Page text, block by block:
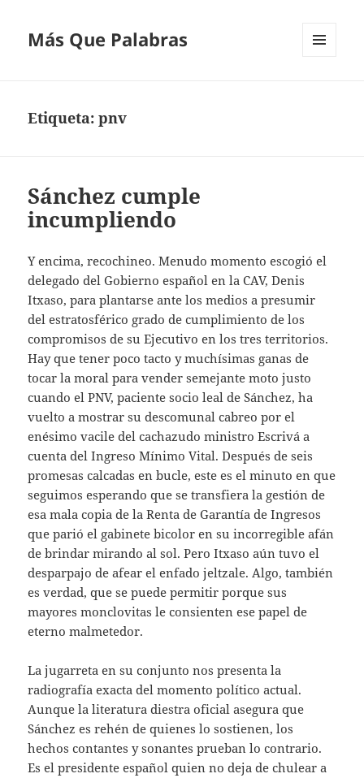
Más Que Palabras
Etiqueta:pnv
Sánchez cumple
incumpliendo
Y encima, recochineo. Menudo momento escogió el
delegado del Gobierno español en la CAV, Denis
Itxaso, para plantarse ante los medios a presumir
del estratosférico grado de cumplimiento de los
compromisos de su Ejecutivo en los tres territorios.
Hay que tener poco tacto y muchísimas ganas de
tocar la moral para vender semejante moto justo
cuando el PNV, paciente socio leal de Sánchez, ha
vuelto a mostrar su descomunal cabreo por el
enésimo vacile del cachazudo ministro Escrivá a
cuenta del Ingreso Mínimo Vital. Después de seis
promesas calcadas en bucle, este es el minuto en que
seguimos esperando que se transfiera la gestión de
esa mala copia de la Renta de Garantía de Ingresos
que parió el gabinete bicolor en su incorregible afán
de brindar mirando al sol. Pero Itxaso aún tuvo el
desparpajo de afear el enfado jeltzale. Algo, también
es verdad, que se puede permitir porque sus
mayores monclovitas le consienten ese papel de
eterno malmetedor.
La jugarreta en su conjunto nos presenta la
radiografía exacta del momento político actual.
Aunque la literatura diestra oficial asegura que
Sánchez es rehén de quienes lo sostienen, los
hechos contantes y sonantes prueban lo contrario.
Es el presidente español quien no deja de chulear a